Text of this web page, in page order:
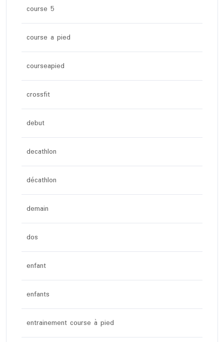
course 5
course a pied
courseapied
crossfit
debut
decathlon
décathlon
demain
dos
enfant
enfants
entrainement course à pied